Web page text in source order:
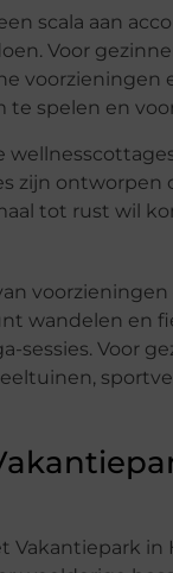
scala aan
Voor
voorzieningen
spelen en
zijn
tot rust wil
wandelen en
sessies. Voor
Vakantiepark